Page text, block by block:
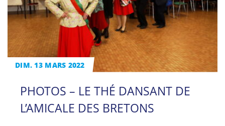
DIM. 13 MARS 2022
PHOTOS – LE THÉ DANSANT DE
L’AMICALE DES BRETONS